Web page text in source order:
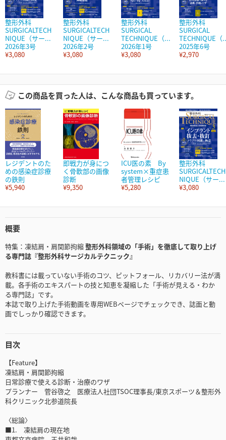
整形外科
SURGICALTECH
NIQUE（サー...
2026年3号
¥3,080
整形外科
SURGICALTECH
NIQUE（サー...
2026年2号
¥3,080
整形外科
SURGICAL
TECHNIQUE（...
2026年1号
¥3,080
整形外科
SURGICAL
TECHNIQUE（
2025年6号
¥2,970
この商品を買った人は、こんな商品も買っています。
レジデントのた
めの感染症診療
の鉄則
¥5,940
即戦力が身につ
く骨軟部の画像
診断
¥9,350
ICU医の素 By
system×重症患
者管理レシピ
¥5,280
整形外科
SURGICALTECH
NIQUE（サー...
¥3,080
概要
特集：凍結肩・肩関節拘縮整形外科領域の「手術」を徹底して取り上げ
る専門誌『整形外科サージカルテクニック』
教科書には載っていない手術のコツ、ピットフォール、リカバリー法が満
載。各手術のエキスパートの技と知恵を凝縮した「手術が見える・わか
る専門誌」です。
本誌で取り上げた手術動画を専用WEBページでチェックでき、誌面と動
画でしっかり確認できます。
目次
【Feature】
凍結肩・肩関節拘縮
日常診療で使える診断・治療のワザ
プランナー 菅谷啓之 医療法人社団TSOC理事長/東京スポーツ＆整形外
科クリニック北参道院長
〈総論〉
■1. 凍結肩の現在地